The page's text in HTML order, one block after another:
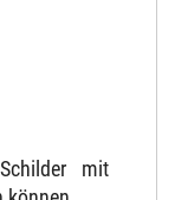
mit